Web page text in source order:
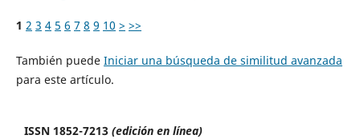
1 2 3 4 5 6 7 8 9 10 > >>
También puede Iniciar una búsqueda de similitud avanzada
para este artículo.
ISSN 1852-7213 (edición en línea)